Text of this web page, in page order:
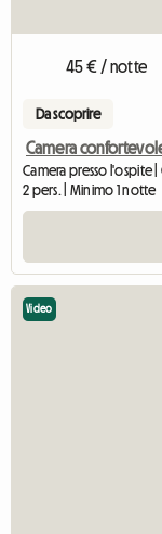
45 € / notte
Da scoprire
Camera
Camera presso l'ospite |
2 pers. | Minimo 1 notte
Video